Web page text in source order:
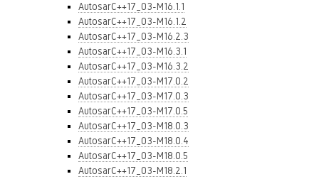
AutosarC++17_03-M16.1.1
AutosarC++17_03-M16.1.2
AutosarC++17_03-M16.2.3
AutosarC++17_03-M16.3.1
AutosarC++17_03-M16.3.2
AutosarC++17_03-M17.0.2
AutosarC++17_03-M17.0.3
AutosarC++17_03-M17.0.5
AutosarC++17_03-M18.0.3
AutosarC++17_03-M18.0.4
AutosarC++17_03-M18.0.5
AutosarC++17_03-M18.2.1